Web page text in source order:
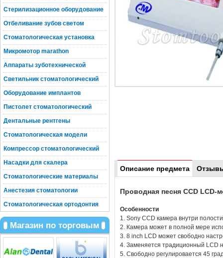
Описание предмета
Проводная песня CCD
Особенности
1. Sony CCD камера внутри
2. Камера может в полной мере
3. 8 inch LCD может свободно
4. Заменяется традиционный LCD
5. Свободно регулировается 45
Стерилизационное оборудование
Отбеливание зубов светом
Стоматологическая установка
Микромотор marathon
Аппараты зуботехнической
Светильник стоматологический
Оборудование имплантов
Пистолет стоматологический
Дентальные рентгены
Стоматологическая модели
Компрессор стоматологический
Насадки для скалера
Стоматологические материалы
Анестезия стоматологии
Стоматологическая ортодонтия
Магазин по торговым